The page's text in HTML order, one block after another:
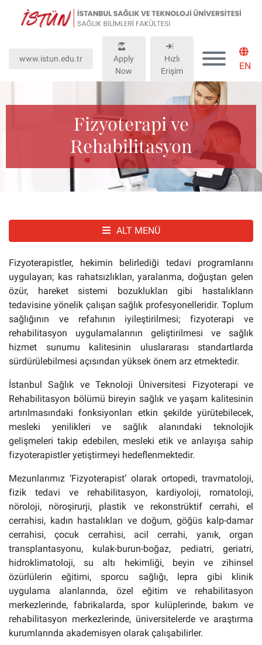
dikkat:
sitesinde,
bir
www.istun.edu.tr
Apply
Now
Hızlı
Erişim
EN
Fizyoterapi ve
Rehabilitasyon
ALT MENÜ
Fizyoterapistler, hekimin belirlediği tedavi programlarını
uygulayan; kas rahatsızlıkları, yaralanma, doğuştan gelen
özür, hareket sistemi bozuklukları gibi hastalıkların
tedavisine yönelik çalışan sağlık profesyonelleridir. Toplum
sağlığının ve refahının iyileştirilmesi; fizyoterapi ve
rehabilitasyon uygulamalarının geliştirilmesi ve sağlık
hizmet sunumu kalitesinin uluslararası standartlarda
sürdürülebilmesi açısından yüksek önem arz etmektedir.
İstanbul Sağlık ve Teknoloji Üniversitesi Fizyoterapi ve
Rehabilitasyon bölümü bireyin sağlık ve yaşam kalitesinin
artırılmasındaki fonksiyonları etkin şekilde yürütebilecek,
mesleki yenilikleri ve sağlık alanındaki teknolojik
gelişmeleri takip edebilen, mesleki etik ve anlayışa sahip
fizyoterapistler yetiştirmeyi hedeflenmektedir.
Mezunlarımız ‘Fizyoterapist’ olarak ortopedi, travmatoloji,
fizik tedavi ve rehabilitasyon, kardiyoloji, romatoloji,
nöroloji, nöroşirurji, plastik ve rekonstrüktif cerrahi, el
cerrahisi, kadın hastalıkları ve doğum, göğüs kalp-damar
cerrahisi, çocuk cerrahisi, acil cerrahi, yanık, organ
transplantasyonu, kulak-burun-boğaz, pediatri, geriatri,
hidroklimatoloji, su altı hekimliği, beyin ve zihinsel
özürlülerin eğitimi, sporcu sağlığı, lepra gibi klinik
uygulama alanlarında, özel eğitim ve rehabilitasyon
merkezlerinde, fabrikalarda, spor kulüplerinde, bakım ve
rehabilitasyon merkezlerinde, üniversitelerde ve araştırma
kurumlarında akademisyen olarak çalışabilirler.